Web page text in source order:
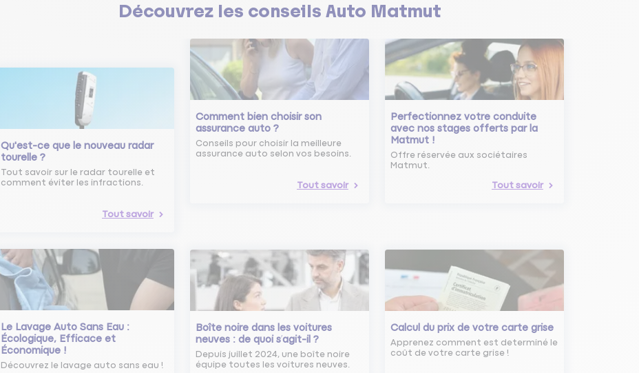
Découvrez les conseils Auto Matmut
Qu'est-ce que le nouveau radar
tourelle ?
Tout savoir sur le radar tourelle et
comment éviter les infractions.
Tout savoir
Comment bien choisir son
assurance auto ?
Conseils pour choisir la meilleure
assurance auto selon vos besoins.
Tout savoir
Perfectionnez votre conduite
avec nos stages offerts par la
Matmut !
Offre réservée aux sociétaires
Matmut.
Tout savoir
Le Lavage Auto Sans Eau :
Écologique, Efficace et
Économique !
Découvrez le lavage auto sans eau !
Boîte noire dans les voitures
neuves : de quoi s’agit-il ?
Depuis juillet 2024, une boîte noire
équipe toutes les voitures neuves.
Calcul du prix de votre carte grise
Apprenez comment est determiné le
coût de votre carte grise !